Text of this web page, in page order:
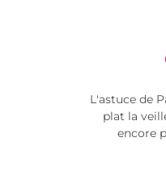
L'astuce de
plat la
encore